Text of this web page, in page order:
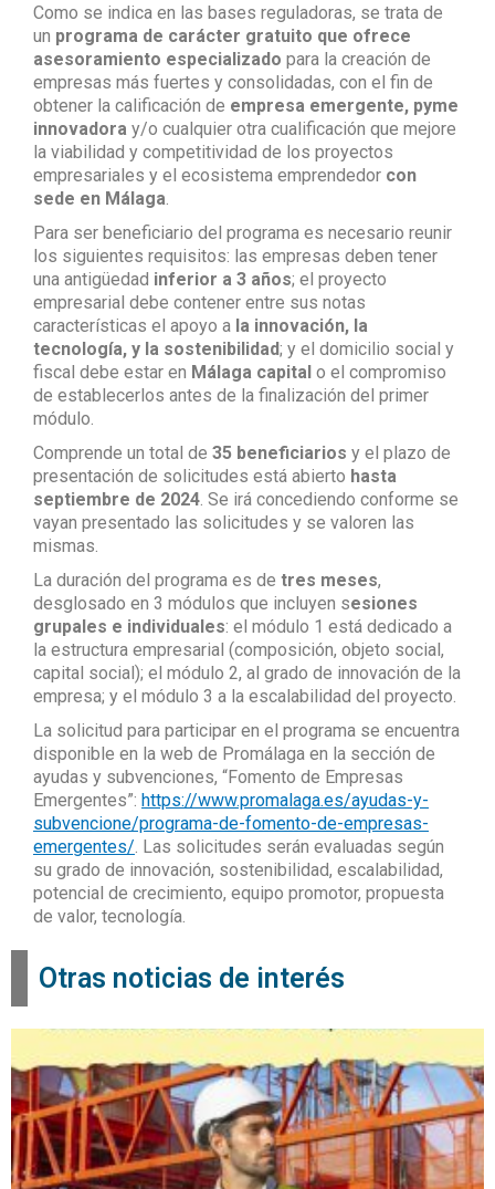
Como se indica en las bases reguladoras, se trata de
un programa de carácter gratuito que ofrece
asesoramiento especializado para la creación de
empresas más fuertes y consolidadas, con el fin de
obtener la calificación de empresa emergente, pyme
innovadora y/o cualquier otra cualificación que mejore
la viabilidad y competitividad de los proyectos
empresariales y el ecosistema emprendedor con
sede en Málaga
Para ser beneficiario del programa es necesario reunir
los siguientes requisitos: las empresas deben tener
una antigüedad inferior a 3 años; el proyecto
empresarial debe contener entre sus notas
características el apoyo a la innovación, la
tecnología, y la sostenibilidad; y el domicilio social y
fiscal debe estar en Málaga capital o el compromiso
de establecerlos antes de la finalización del primer
módulo.
Comprende un total de 35 beneficiarios y el plazo de
presentación de solicitudes está abierto hasta
septiembre de 2024 . Se irá concediendo conforme se
vayan presentado las solicitudes y se valoren las
mismas.
La duración del programa es de tres meses,
desglosado en 3 módulos que incluyen sesiones
grupales e individuales: el módulo 1 está dedicado a
la estructura empresarial (composición, objeto social,
capital social); el módulo 2, al grado de innovación de la
empresa; y el módulo 3 a la escalabilidad del proyecto.
La solicitud para participar en el programa se encuentra
disponible en la web de Promálaga en la sección de
ayudas y subvenciones, “Fomento de Empresas
Emergentes”: https://www.promalaga.es/ayudas-y-
subvencione/programa-de-fomento-de-empresas-
emergentes/ . Las solicitudes serán evaluadas según
su grado de innovación, sostenibilidad, escalabilidad,
potencial de crecimiento, equipo promotor, propuesta
de valor, tecnología.
Otras noticias de interés